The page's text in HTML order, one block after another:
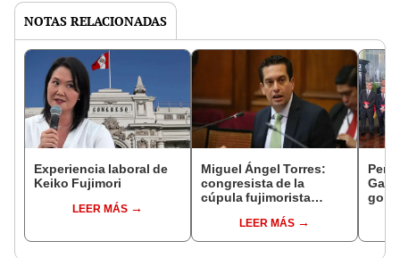
NOTAS RELACIONADAS
Experiencia laboral de
Keiko Fujimori
LEER MÁS
Miguel Ángel Torres:
congresista de la
cúpula fujimorista
del SenadoLEER MÁS